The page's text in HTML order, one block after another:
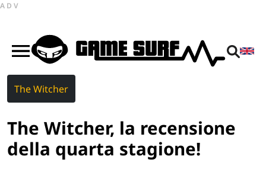
ADV
The Witcher
The Witcher, la recensione
della quarta stagione!